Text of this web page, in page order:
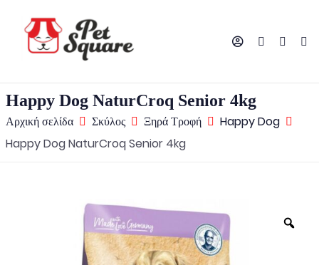
Happy Dog NaturCroq Senior 4kg
Αρχική σελίδα Σκύλος Ξηρά Τροφή
Happy Dog
Happy Dog NaturCroq Senior 4kg